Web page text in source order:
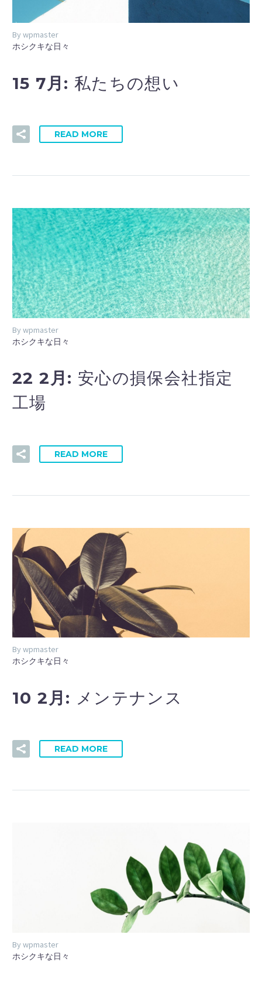
By wpmaster
ホシクキな日々
15 7月: 私たちの想い
READ MORE
By wpmaster
ホシクキな日々
22 2月: 安心の損保会社指定
工場
READ MORE
By wpmaster
ホシクキな日々
10 2月: メンテナンス
READ MORE
By wpmaster
ホシクキな日々